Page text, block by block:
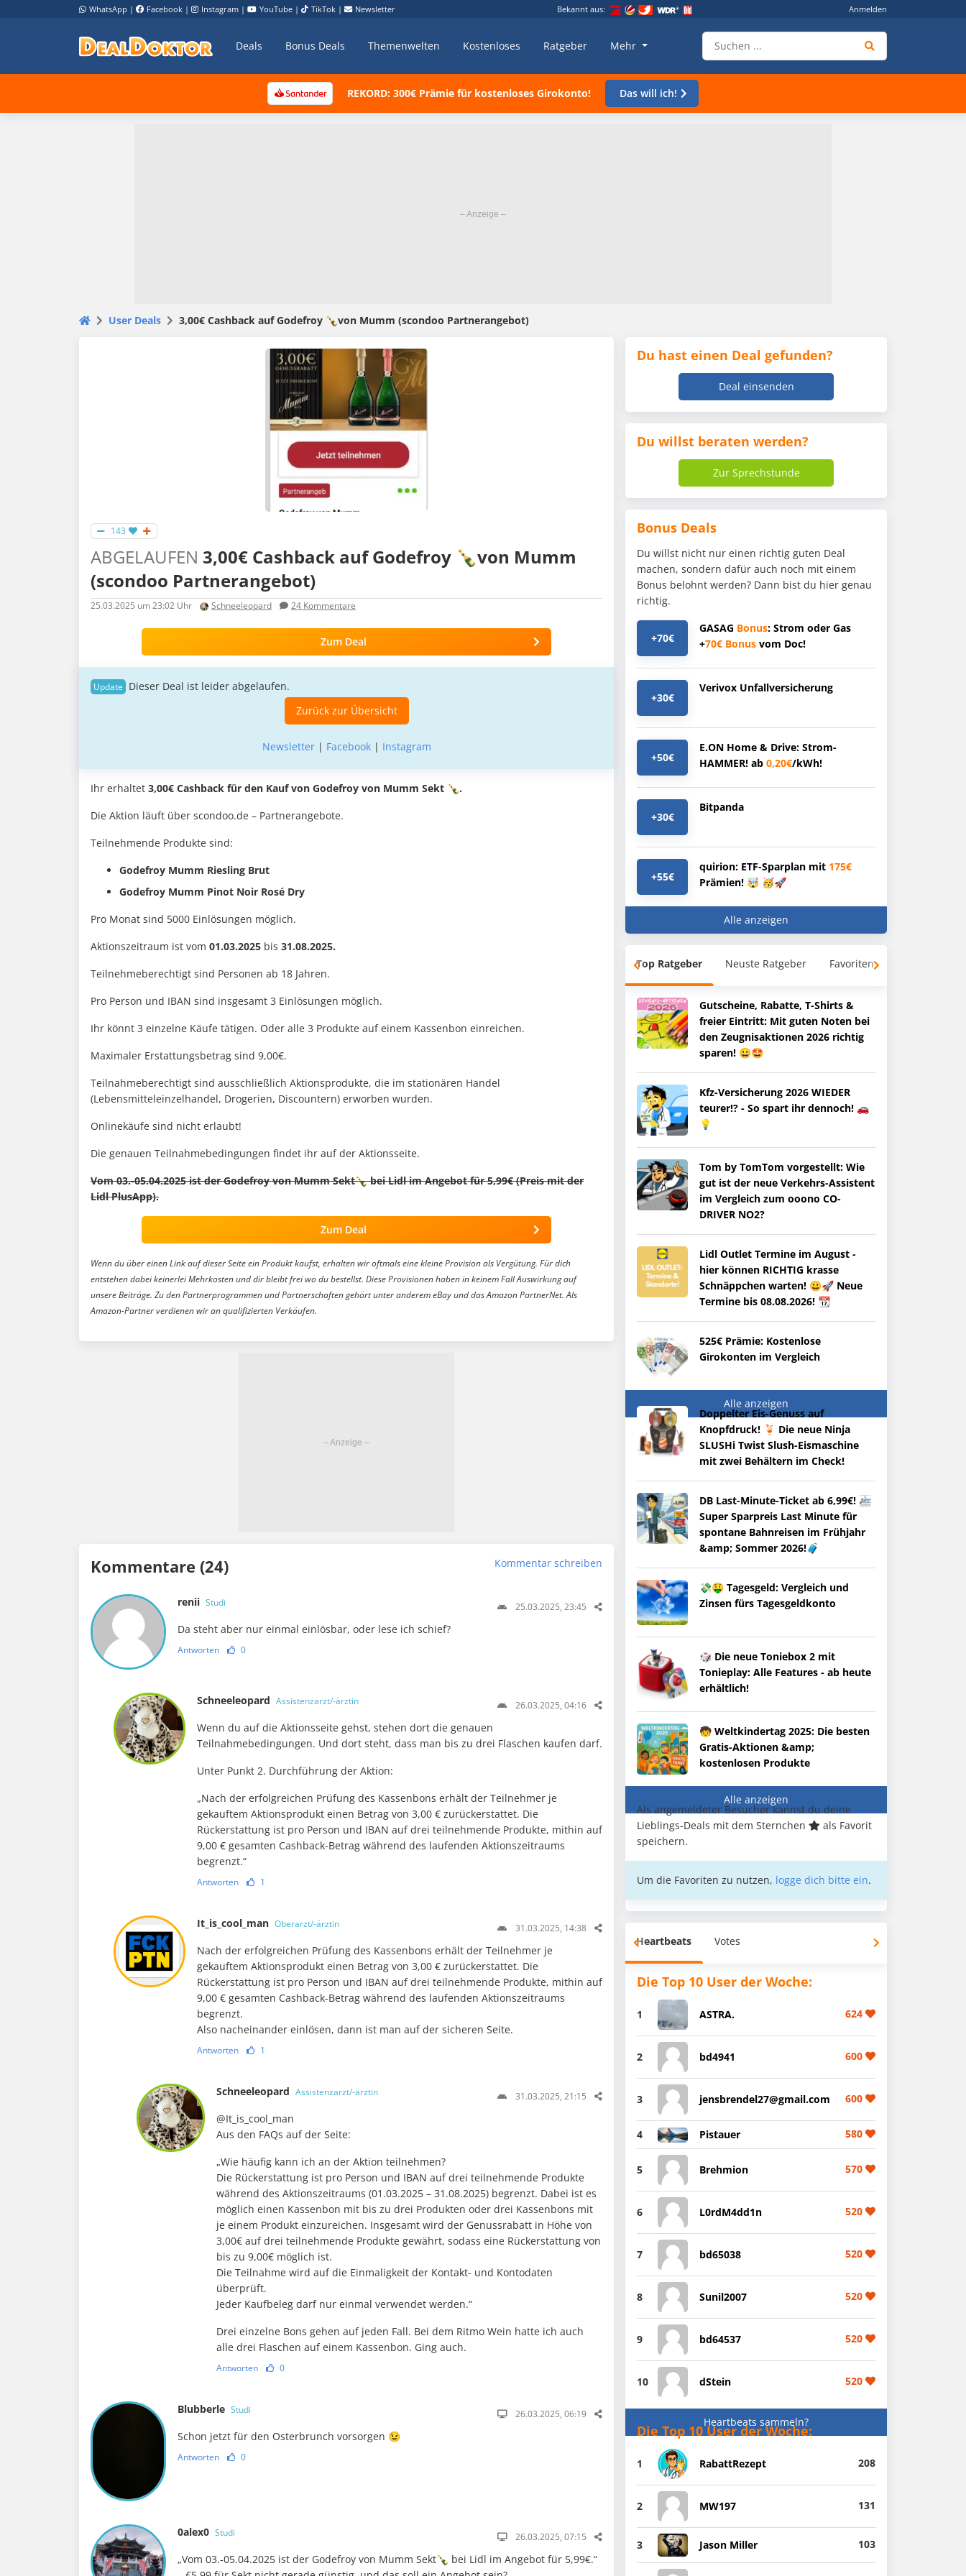
WhatsApp | Facebook | Instagram | YouTube | TikTok | Newsletter Bekannt aus: Anmelden
Deals Bonus Deals Themenwelten Kostenloses Ratgeber Mehr
REKORD: 300€ Prämie für kostenloses Girokonto! Das will ich!
User Deals 3,00€ Cashback auf Godefroy 🍾von Mumm (scondoo Partnerangebot)
143
ABGELAUFEN 3,00€ Cashback auf Godefroy 🍾von Mumm
(scondoo Partnerangebot)
25.03.2025 um 23:02 Uhr Schneeleopard 24 Kommentare
Zum Deal
Dieser Deal ist leider abgelaufen.
Zurück zur Übersicht
Newsletter| Facebook| Instagram
Ihr erhaltet 3,00€ Cashback für den Kauf von Godefroy von Mumm Sekt 🍾.
Die Aktion läuft über scondoo.de – Partnerangebote.
Teilnehmende Produkte sind:
Godefroy Mumm Riesling Brut
Godefroy Mumm Pinot Noir Rosé Dry
Pro Monat sind 5000 Einlösungen möglich.
Aktionszeitraum ist vom 01.03.2025 bis 31.08.2025.
Teilnehmeberechtigt sind Personen ab 18 Jahren.
Pro Person und IBAN sind insgesamt 3 Einlösungen möglich.
Ihr könnt 3 einzelne Käufe tätigen. Oder alle 3 Produkte auf einem Kassenbon einreichen.
Maximaler Erstattungsbetrag sind 9,00€.
Teilnahmeberechtigt sind ausschließlich Aktionsprodukte, die im stationären Handel
(Lebensmitteleinzelhandel, Drogerien, Discountern) erworben wurden.
Onlinekäufe sind nicht erlaubt!
Die genauen Teilnahmebedingungen findet ihr auf der Aktionsseite.
Vom 03.-05.04.2025 ist der Godefroy von Mumm Sekt🍾 bei Lidl im Angebot für 5,99€ (Preis mit der
Lidl PlusApp).
Zum Deal
Wenn du über einen Link auf dieser Seite ein Produkt kaufst, erhalten wir oftmals eine kleine Provision als Vergütung. Für dich
entstehen dabei keinerlei Mehrkosten und dir bleibt frei wo du bestellst. Diese Provisionen haben in keinem Fall Auswirkung auf
unsere Beiträge. Zu den Partnerprogrammen und Partnerschaften gehört unter anderem eBay und das Amazon PartnerNet. Als
Amazon-Partner verdienen wir an qualifizierten Verkäufen.
Kommentare (24) Kommentar schreiben
renii Studi 25.03.2025, 23:45
Da steht aber nur einmal einlösbar, oder lese ich schief?
Antworten 0
Schneeleopard Assistenzarzt/-ärztin 26.03.2025, 04:16
Wenn du auf die Aktionsseite gehst, stehen dort die genauen
Teilnahmebedingungen. Und dort steht, dass man bis zu drei Flaschen kaufen darf.
Unter Punkt 2. Durchführung der Aktion:
„Nach der erfolgreichen Prüfung des Kassenbons erhält der Teilnehmer je
gekauftem Aktionsprodukt einen Betrag von 3,00 € zurückerstattet. Die
Rückerstattung ist pro Person und IBAN auf drei teilnehmende Produkte, mithin auf
9,00 € gesamten Cashback-Betrag während des laufenden Aktionszeitraums
begrenzt.“
Antworten 1
It_is_cool_man Oberarzt/-ärztin 31.03.2025, 14:38
Nach der erfolgreichen Prüfung des Kassenbons erhält der Teilnehmer je
gekauftem Aktionsprodukt einen Betrag von 3,00 € zurückerstattet. Die
Rückerstattung ist pro Person und IBAN auf drei teilnehmende Produkte, mithin auf
9,00 € gesamten Cashback-Betrag während des laufenden Aktionszeitraums
begrenzt.
Also nacheinander einlösen, dann ist man auf der sicheren Seite.
Antworten 1
Schneeleopard Assistenzarzt/-ärztin 31.03.2025, 21:15
@It_is_cool_man
Aus den FAQs auf der Seite:
„Wie häufig kann ich an der Aktion teilnehmen?
Die Rückerstattung ist pro Person und IBAN auf drei teilnehmende Produkte
während des Aktionszeitraums (01.03.2025 – 31.08.2025) begrenzt. Dabei ist es
möglich einen Kassenbon mit bis zu drei Produkten oder drei Kassenbons mit
je einem Produkt einzureichen. Insgesamt wird der Genussrabatt in Höhe von
3,00€ auf drei teilnehmende Produkte gewährt, sodass eine Rückerstattung von
bis zu 9,00€ möglich ist.
Die Teilnahme wird auf die Einmaligkeit der Kontakt- und Kontodaten
überprüft.
Jeder Kaufbeleg darf nur einmal verwendet werden.“
Drei einzelne Bons gehen auf jeden Fall. Bei dem Ritmo Wein hatte ich auch
alle drei Flaschen auf einem Kassenbon. Ging auch.
Antworten 0
Blubberle Studi 26.03.2025, 06:19
Schon jetzt für den Osterbrunch vorsorgen 😉
Antworten 0
0alex0 Studi 26.03.2025, 07:15
„Vom 03.-05.04.2025 ist der Godefroy von Mumm Sekt🍾 bei Lidl im Angebot für 5,99€.“
Du hast einen Deal gefunden?
Deal einsenden
Du willst beraten werden?
Zur Sprechstunde
Bonus Deals
Du willst nicht nur einen richtig guten Deal
machen, sondern dafür auch noch mit einem
Bonus belohnt werden? Dann bist du hier genau
richtig.
+70€
GASAG Bonus: Strom oder Gas
+70€ Bonus vom Doc!
+30€
Verivox Unfallversicherung
+50€
E.ON Home & Drive: Strom-
HAMMER! ab 0,20€/kWh!
+30€
Bitpanda
+55€
quirion: ETF-Sparplan mit 175€
Prämien! 🤯 🥳🚀
Alle anzeigen
Top Ratgeber Neuste Ratgeber Favoriten
Gutscheine, Rabatte, T-Shirts &
freier Eintritt: Mit guten Noten bei
den Zeugnisaktionen 2026 richtig
sparen! 😀🤩
Kfz-Versicherung 2026 WIEDER
teurer!? - So spart ihr dennoch! 🚗
💡
Tom by TomTom vorgestellt: Wie
gut ist der neue Verkehrs-Assistent
im Vergleich zum ooono CO-
DRIVER NO2?
Lidl Outlet Termine im August -
hier können RICHTIG krasse
Schnäppchen warten! 😀🚀 Neue
Termine bis 08.08.2026! 📆
525€ Prämie: Kostenlose
Girokonten im Vergleich
Alle anzeigen
Doppelter Eis-Genuss auf
Knopfdruck! 🍹 Die neue Ninja
SLUSHi Twist Slush-Eismaschine
mit zwei Behältern im Check!
DB Last-Minute-Ticket ab 6,99€! 🚈
Super Sparpreis Last Minute für
spontane Bahnreisen im Frühjahr
&amp; Sommer 2026!🧳
💸🤑 Tagesgeld: Vergleich und
Zinsen fürs Tagesgeldkonto
🎲 Die neue Toniebox 2 mit
Tonieplay: Alle Features - ab heute
erhältlich!
🧒 Weltkindertag 2025: Die besten
Gratis-Aktionen &amp;
kostenlosen Produkte
Alle anzeigen
Als angemeldeter Besucher kannst du deine
Lieblings-Deals mit dem Sternchen
als Favorit
speichern.
Um die Favoriten zu nutzen, logge dich bitte ein.
Heartbeats Votes
Die Top 10 User der Woche:
1 ASTRA. 624
2 bd4941 600
3 jensbrendel27@gmail.com 600
4 Pistauer 580
5 Brehmion 570
6 L0rdM4dd1n 520
7 bd65038 520
8 Sunil2007 520
9 bd64537 520
10 dStein 520
Heartbeats sammeln?
Die Top 10 User der Woche:
1 RabattRezept 208
2 MW197 131
3 Jason Miller 103